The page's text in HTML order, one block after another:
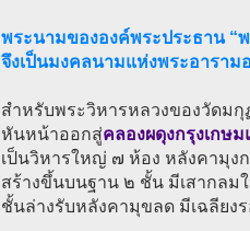
พระนามขององค์พระประธาน “
จึงเป็นมงคลนามแห่งพระอาราม
สำหรับพระวิหารหลวงของวัดม
หันหน้าออกสู่คลองผดุงกรุงเกษ
เป็นวิหารใหญ่ ๗ ห้อง หลังคามุงก
สร้างขึ้นบนฐาน ๒ ชั้น มีเสากลม
ชั้นล่างรับหลังคามุขลด มีเฉลียง